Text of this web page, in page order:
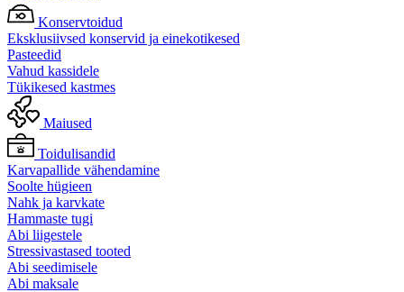
Konservtoidud
Eksklusiivsed konservid ja einekotikesed
Pasteedid
Vahud kassidele
Tükikesed kastmes
Maiused
Toidulisandid
Karvapallide vähendamine
Soolte hügieen
Nahk ja karvkate
Hammaste tugi
Abi liigestele
Stressivastased tooted
Abi seedimisele
Abi maksale